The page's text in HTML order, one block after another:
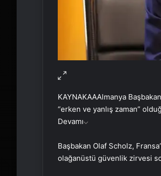
KAYNAKAAAlmanya
“erken ve yanlış zaman”
Devamı
Başbakan Olaf Scholz,
olağanüstü güvenlik zirvesi